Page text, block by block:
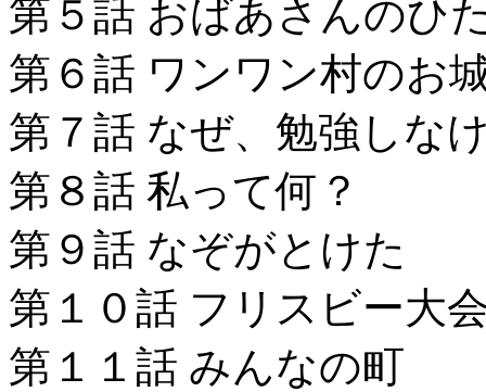
第５話 おばあさんのひ
第６話 ワンワン村のお
第７話 なぜ、勉強しな
第８話 私って何？
第９話 なぞがとけた
第１０話 フリスビー大
第１１話 みんなの町